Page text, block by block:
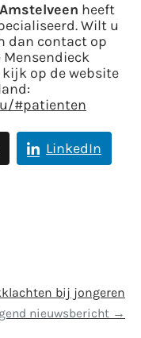
heeft
Wilt u
dan contact op
op de website
#patienten
LinkedIn
bij jongeren
nieuwsbericht